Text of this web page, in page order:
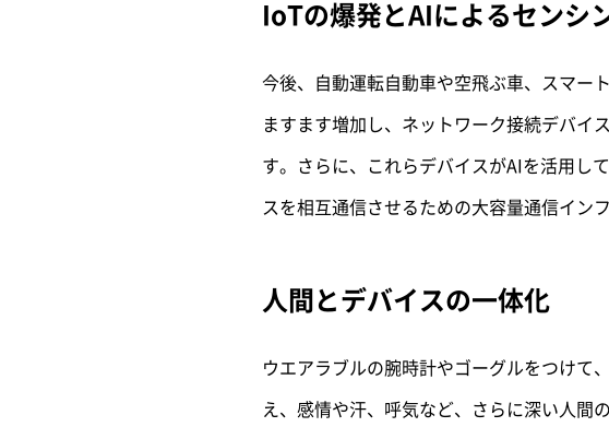
IoTの爆発とAIによるセンシ
今後、自動運転自動車や空飛ぶ車、スマー
ますます増加し、ネットワーク接続デバイ
す。 さらに、これらデバイスがAIを活用し
スを相互通信させるための大容量通信イン
人間とデバイスの一体化
ウエアラブルの腕時計やゴーグルをつけて
え、感情や汗、呼気など、さらに深い人間